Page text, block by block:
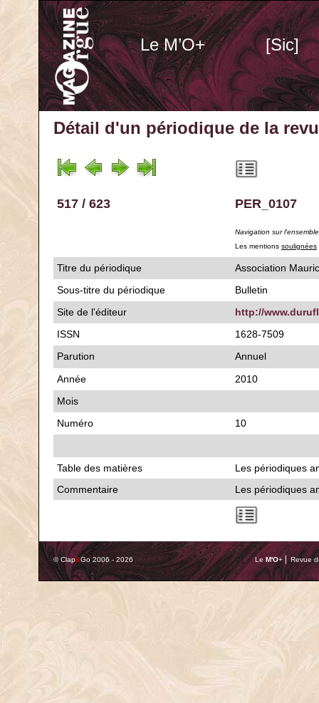
Le M’O+ [Sic]
Détail d'un périodique de la
517 / 623 PER_0107
Navigation sur
Les mentions soulignées
Titre du périodique
Association
Sous-titre du périodique
Bulletin
Site de l'éditeur
http://
ISSN
1628-7509
Parution
Annuel
Année
2010
Mois
Numéro
10
Table des matières
Les périodiques
Commentaire
Les périodiques
© Clap&Go 2006 - 2026 Le M'O+ ⎢ Revue